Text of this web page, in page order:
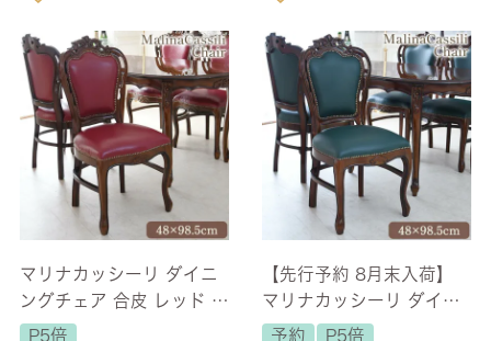
マリナカッシーリ ダイニ
ングチェア 合皮 レッド 幅
48cm 【送料無料】
P5倍
【先行予約 8月末入荷】
マリナカッシーリ ダイニ
ングチェア 合皮 グリーン
予約 P5倍